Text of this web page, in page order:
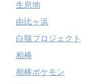
生息地
由比ヶ浜
白猫プロジェクト
相棒
相棒ポケモン